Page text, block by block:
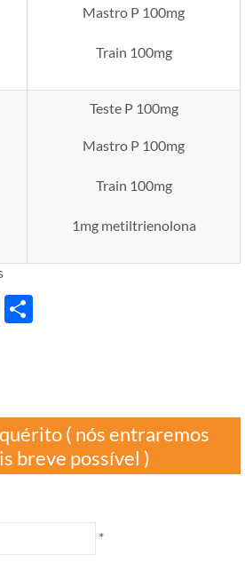
Mastro P 100mg
Train 100mg
Teste P 100mg
Mastro P 100mg
Train 100mg
1mg metiltrienolona
LinkedIn
( nós entraremos
breve possível )
*